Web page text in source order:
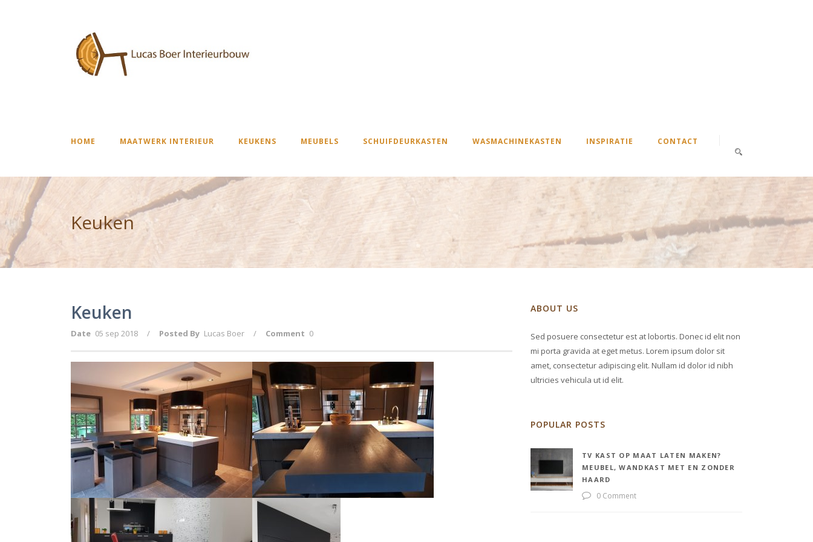
HOME MAATWERK INTERIEUR KEUKENS MEUBELS SCHUIFDEURKASTEN WASMACHINEKASTEN INSPIRATIE CONTACT
Keuken
Keuken
Date 05 sep 2018 / Posted By Lucas Boer / Comment 0
ABOUT US
Sed posuere consectetur est at lobortis. Donec id elit non
mi porta gravida at eget metus. Lorem ipsum dolor sit
amet, consectetur adipiscing elit. Nullam id dolor id nibh
ultricies vehicula ut id elit.
POPULAR POSTS
TV KAST OP MAAT LATEN MAKEN?
MEUBEL, WANDKAST MET EN ZONDER
HAARD
0 Comment